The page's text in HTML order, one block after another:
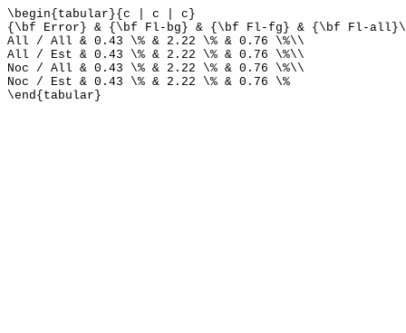
\begin{tabular}{c | c | c}
{\bf Error} & {\bf Fl-bg} & {\bf Fl-fg} & {\bf Fl-
All / All & 0.43 \% & 2.22 \% & 0.76 \%\\
All / Est & 0.43 \% & 2.22 \% & 0.76 \%\\
Noc / All & 0.43 \% & 2.22 \% & 0.76 \%\\
Noc / Est & 0.43 \% & 2.22 \% & 0.76 \%
\end{tabular}